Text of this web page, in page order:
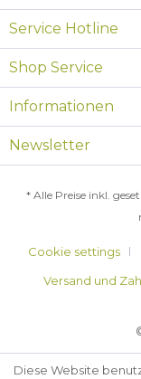
Service Hotline
Shop Service
Informationen
Newsletter
* Alle Preise inkl.
Cookie settings
Versand und
Diese Website